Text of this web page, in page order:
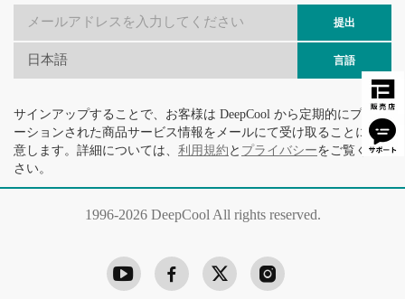
提出
日本語 言語
サインアップすることで、お客様は DeepCool から定期的にプロモ
ーションされた商品サービス情報をメールにて受け取ることに同
意します。詳細については、 利用規約 と プライバシーをご覧くだ
さい。
1996-2026 DeepCool All rights reserved.